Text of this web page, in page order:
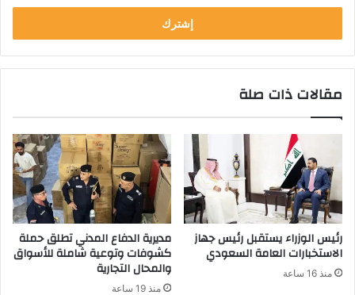
خ
ب
ر
د
ا
ل
ر
و
ن
ي
مقالات ذات صلة
رئيس الوزراء يستقبل رئيس جهاز
الاستخبارات العامة السعودي
منذ 16 ساعة
مديرية الدفاع المدني تطلق حملة
كشوفات وتوعية شاملة للأسواق
والمحال التجارية
منذ 19 ساعة